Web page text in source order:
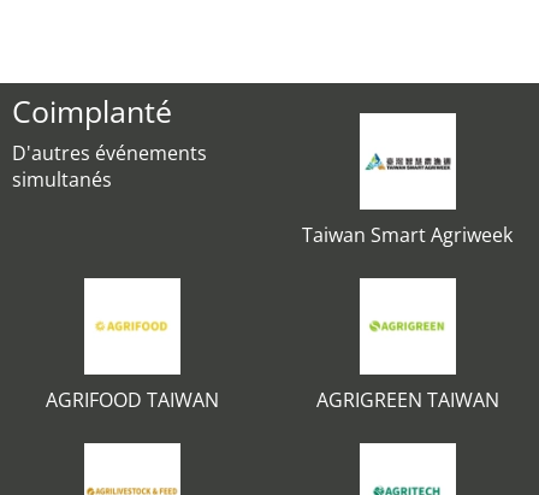
Coimplanté
D'autres événements
simultanés
Taiwan Smart Agriweek
AGRIFOOD TAIWAN AGRIGREEN TAIWAN